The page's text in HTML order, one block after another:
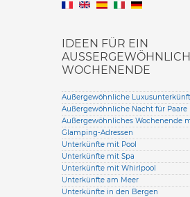
IDEEN FÜR EIN
OCHENENDE
Außergewöhnliche
Außergewöhnliche Nacht für Paare
Außergewöhnliches Wochenende
Glamping-Adressen
Unterkünfte mit Pool
Unterkünfte mit Spa
Unterkünfte mit Whirlpool
Unterkünfte am Meer
Unterkünfte in den Bergen